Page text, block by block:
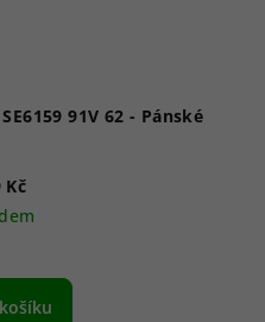
Skechers sluneční brýle SE6159 91V 62 - Pánské
Kč